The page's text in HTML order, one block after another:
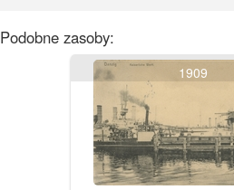
Podobne zasoby:
1909